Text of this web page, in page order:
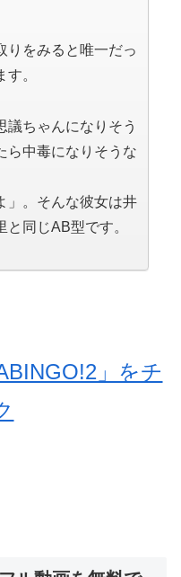
りをみると唯一だっ
。
議ちゃんになりそう
ら中毒になりそうな
」。そんな彼女は井
と同じAB型です。
」をチ